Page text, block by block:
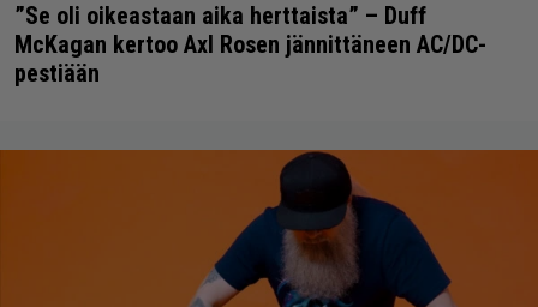
”Se oli oikeastaan aika herttaista” – Duff
McKagan kertoo Axl Rosen jännittäneen AC/DC-
pestiään